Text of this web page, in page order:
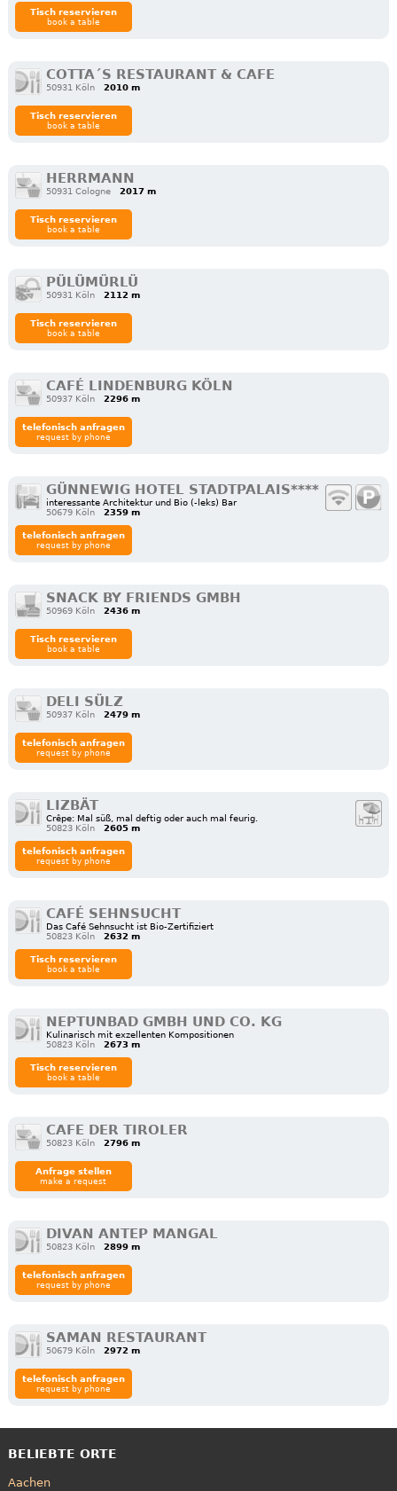
Tisch reservieren
book a table
COTTA´S RESTAURANT & CAFE
50931 Köln 2010 m
Tisch reservieren
book a table
HERRMANN
50931 Cologne 2017 m
Tisch reservieren
book a table
PÜLÜMÜRLÜ
50931 Köln 2112 m
Tisch reservieren
book a table
CAFÉ LINDENBURG KÖLN
50937 Köln 2296 m
telefonisch anfragen
request by phone
GÜNNEWIG HOTEL STADTPALAIS****
interessante Architektur und Bio (-leks) Bar
50679 Köln
2359 m
telefonisch anfragen
request by phone
SNACK BY FRIENDS GMBH
50969 Köln 2436 m
Tisch reservieren
book a table
DELI SÜLZ
50937 Köln 2479 m
telefonisch anfragen
request by phone
LIZBÄT
Crêpe: Mal süß, mal deftig oder auch mal feurig.
50823 Köln
2605 m
telefonisch anfragen
request by phone
CAFÉ SEHNSUCHT
Das Café Sehnsucht ist Bio-Zertifiziert
50823 Köln
2632 m
Tisch reservieren
book a table
NEPTUNBAD GMBH UND CO. KG
Kulinarisch mit exzellenten Kompositionen
50823 Köln
2673 m
Tisch reservieren
book a table
CAFE DER TIROLER
50823 Köln 2796 m
Anfrage stellen
make a request
DIVAN ANTEP MANGAL
50823 Köln 2899 m
telefonisch anfragen
request by phone
SAMAN RESTAURANT
50679 Köln 2972 m
telefonisch anfragen
request by phone
BELIEBTE ORTE
Aachen